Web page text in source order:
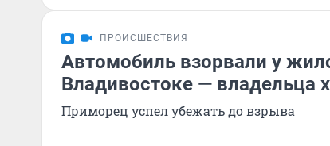
ПРОИСШЕСТВИЯ
Автомобиль взорвали у
Владивостоке — владельца
Приморец успел убежать до взрыва